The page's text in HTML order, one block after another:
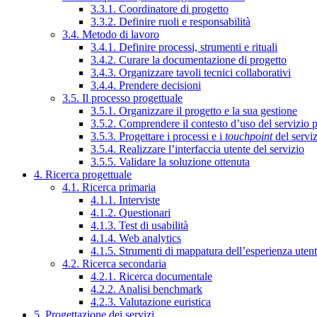
3.3.1. Coordinatore di progetto
3.3.2. Definire ruoli e responsabilità
3.4. Metodo di lavoro
3.4.1. Definire processi, strumenti e rituali
3.4.2. Curare la documentazione di progetto
3.4.3. Organizzare tavoli tecnici collaborativi
3.4.4. Prendere decisioni
3.5. Il processo progettuale
3.5.1. Organizzare il progetto e la sua gestione
3.5.2. Comprendere il contesto d’uso del servizio
3.5.3. Progettare i processi e i touchpointdel
3.5.4. Realizzare l’interfaccia utente del servizio
3.5.5. Validare la soluzione ottenuta
4. Ricerca progettuale
4.1. Ricerca primaria
4.1.1. Interviste
4.1.2. Questionari
4.1.3. Test di usabilità
4.1.4. Web analytics
4.1.5. Strumenti di mappatura dell’esperienza
4.2. Ricerca secondaria
4.2.1. Ricerca documentale
4.2.2. Analisi benchmark
4.2.3. Valutazione euristica
5. Progettazione dei servizi